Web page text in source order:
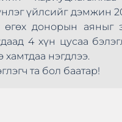
үйлсийг дэмжин
өгөх донорын аяныг
4 хүн цусаа
хамтдаа нэгдлээ.
та бол баатар!